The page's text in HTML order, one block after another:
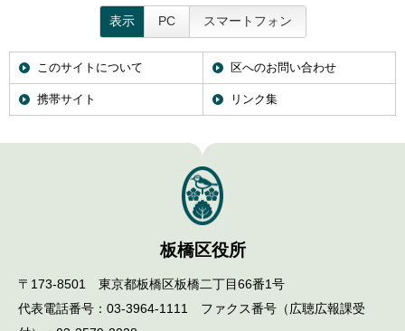
表示 PC スマートフォン
このサイトについて 区へのお問い合わせ
携帯サイト リンク集
板橋区役所
〒173-8501 東京都板橋区板橋二丁目66番1号
代表電話番号：03-3964-1111 ファクス番号（広聴広報課受